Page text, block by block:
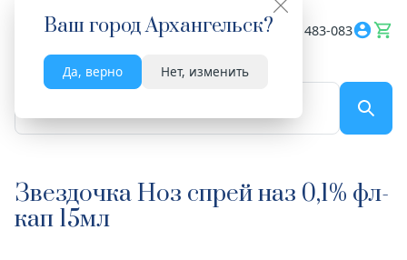
Ваш городАрхангельск?
Да, верно Нет, изменить
Весь сайт 8182 483-083
Звездочка Ноз спрей наз 0,1% фл-
кап 15мл